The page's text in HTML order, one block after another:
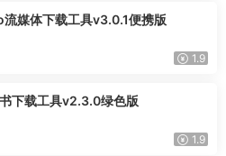
媒体下载工具v3.0.1便携版
1.9
下载工具v2.3.0绿色版
1.9